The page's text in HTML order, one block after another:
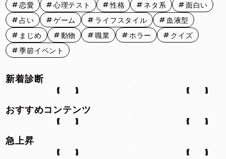
6月26日 6月27日 6月28日 6月29日 6月30日
恋愛 心理テスト 性格 ネタ系
面白い
占い
ゲーム ライフスタイル
血液型
まじめ
動物 職業 ホラー
クイズ
季節イベント
新着診断
おすすめコンテンツ
急上昇